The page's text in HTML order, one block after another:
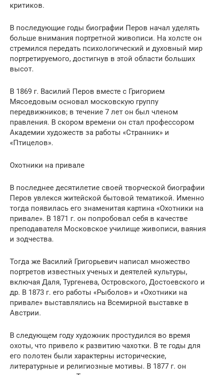
критиков.
В последующие годы биографии Перов начал уделять
больше внимания портретной живописи. На холсте он
стремился передать психологический и духовный мир
портретируемого, достигнув в этой области больших
высот.
В 1869 г. Василий Перов вместе с Григорием
Мясоедовым основал московскую группу
передвижников; в течение 7 лет он был членом
правления. В скором времени он стал профессором
Академии художеств за работы «Странник» и
«Птицелов».
Охотники на привале
В последнее десятилетие своей творческой биографии
Перов увлекся житейской бытовой тематикой. Именно
тогда появилась его знаменитая картина «Охотники на
привале». В 1871 г. он попробовал себя в качестве
преподавателя Московское училище живописи, ваяния
и зодчества.
Тогда же Василий Григорьевич написал множество
портретов известных ученых и деятелей культуры,
включая Даля, Тургенева, Островского, Достоевского и
др. В 1873 г. его работы «Рыболов» и «Охотники на
привале» выставлялись на Всемирной выставке в
Австрии.
В следующем году художник простудился во время
охоты, что привело к развитию чахотки. В те годы для
его полотен были характерны исторические,
литературные и религиозные мотивы. В 1877 г. он